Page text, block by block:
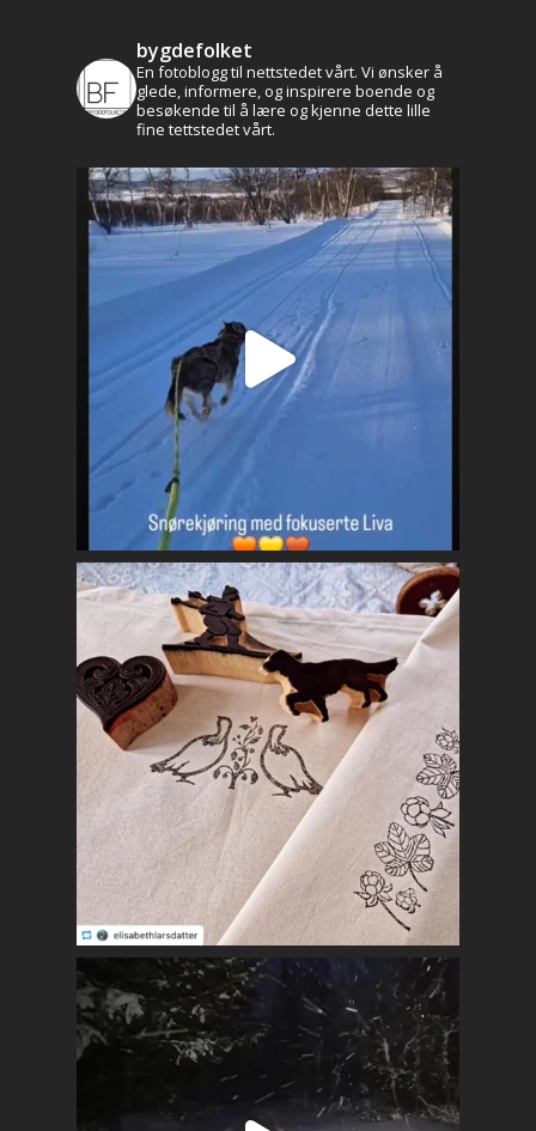
bygdefolket
En fotoblogg til nettstedet vårt. Vi ønsker å
glede, informere, og inspirere boende og
besøkende til å lære og kjenne dette lille
fine tettstedet vårt.
Aktuelt
Leve og bo
Profilen
Brekken bibliotek
Historie og kultur
Natur og
Næringsliv
Kalender
Lag og foreninger
Kontakt
Mest populært siste